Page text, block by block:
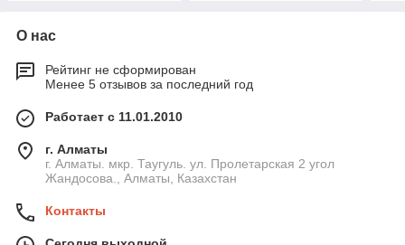
О нас
Рейтинг не сформирован
Менее 5 отзывов за последний год
Работает с 11.01.2010
г. Алматы
г. Алматы. мкр. Таугуль. ул. Пролетарская 2 угол
Жандосова., Алматы, Казахстан
Контакты